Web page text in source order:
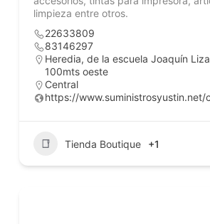
limpieza entre otros.
22633809
83146297
Heredia, de la escuela Joaquín
100mts oeste
Central
https://www.suministrosyustin.net/
Tienda Boutique +1